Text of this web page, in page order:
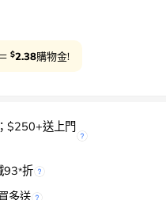
$2.38購物金!
$250+送上門
93*折